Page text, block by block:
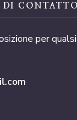
CONTATTO
per